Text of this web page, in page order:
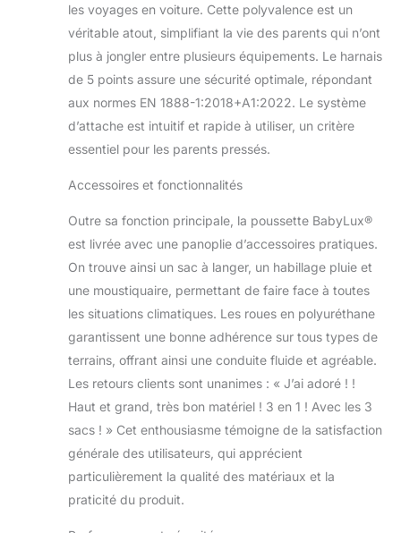
blocage pour avancer en ligne droite.
Le frein central Easy Stop veille à ce
que les roues de la poussette se
bloquent rapidement. FACILITÉ
D'UTILISATION: le châssis de la
poussette est léger et pliable, ce qui
permet de la ranger facilement dans la
voiture. Elle est également équipée
enfant des chocs lors des trajets sur
extensible et la housse avec fonction
coupe-vent protègent votre enfant
contre les conditions
météorologiques défavorables.
PRATIQUE: La poussette pour bébé
est livrée avec un ensemble
d'accessoires utiles. La barrière, et le
repose-pieds de la poussette sont
recouverts de cuir artificiel - c'est un
équipé d'un coussin pour les pieds,
d'une poignée ergonomique et d'un
insert pour bébé.
les voyages en voiture. Cette polyvalence est un
véritable atout, simplifiant la vie des parents qui n’ont
plus à jongler entre plusieurs équipements. Le harnais
de 5 points assure une sécurité optimale, répondant
aux normes EN 1888-1:2018+A1:2022. Le système
d’attache est intuitif et rapide à utiliser, un critère
essentiel pour les parents pressés.
Accessoires et fonctionnalités
Outre sa fonction principale, la poussette BabyLux®
est livrée avec une panoplie d’accessoires pratiques.
On trouve ainsi un sac à langer, un habillage pluie et
une moustiquaire, permettant de faire face à toutes
les situations climatiques. Les roues en polyuréthane
garantissent une bonne adhérence sur tous types de
terrains, offrant ainsi une conduite fluide et agréable.
Les retours clients sont unanimes : « J’ai adoré ! !
Haut et grand, très bon matériel ! 3 en 1 ! Avec les 3
sacs ! » Cet enthousiasme témoigne de la satisfaction
générale des utilisateurs, qui apprécient
particulièrement la qualité des matériaux et la
praticité du produit.